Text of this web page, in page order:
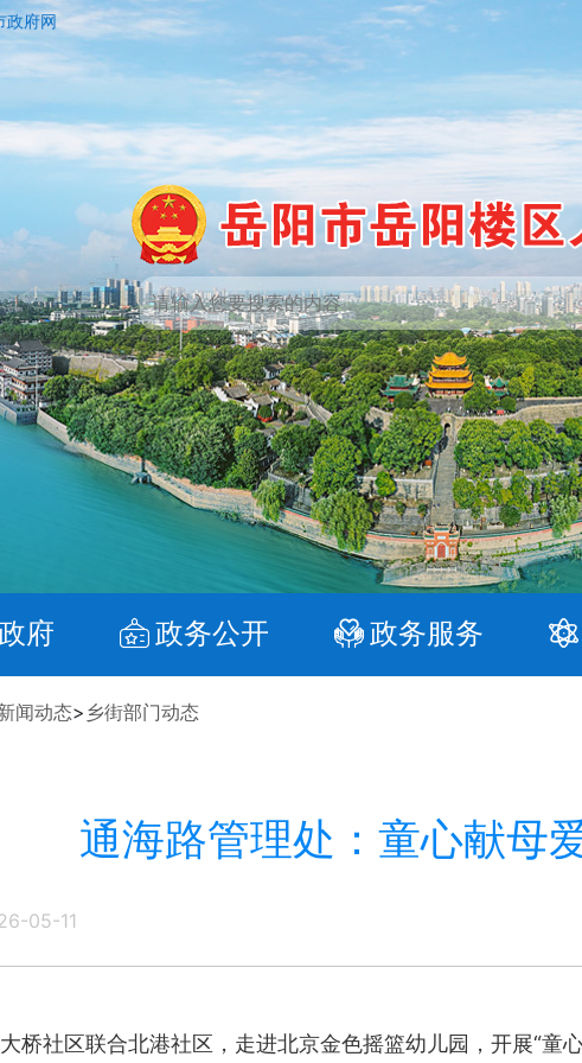
政府网
府 政务公开 政务服务
闻动态> 乡街部门动态
通海路管理处：童心献母
05-11
社区联合北港社区，走进北京金色摇篮幼儿园，开展“童心